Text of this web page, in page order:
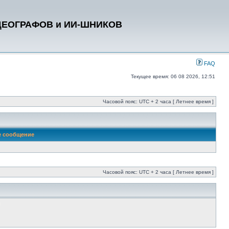
и ИИ-ШНИКОВ
FAQ
Текущее время: 06 08 2026, 12:51
Часовой пояс: UTC + 2 часа [ Летнее время ]
сообщение
Часовой пояс: UTC + 2 часа [ Летнее время ]